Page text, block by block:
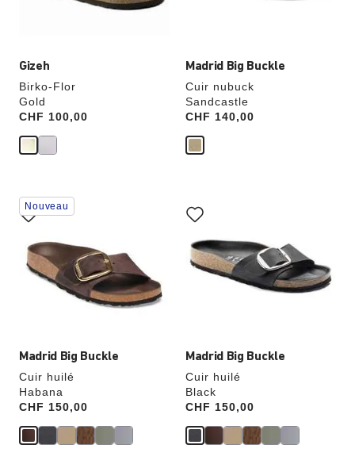
Gizeh
Birko-Flor
Gold
Price:
CHF 100,00
Madrid Big Buckle
Cuir nubuck
Sandcastle
Price:
CHF 140,00
Madrid Big Buckle
Cuir huilé
Habana
Price:
CHF 150,00
Cliquer
sur
les
échantillons
couleurs
modifiera
Nouveau
Madrid Big Buckle
Cuir huilé
Black
Price:
CHF 150,00
sur
les
échantillons
couleurs
modifiera